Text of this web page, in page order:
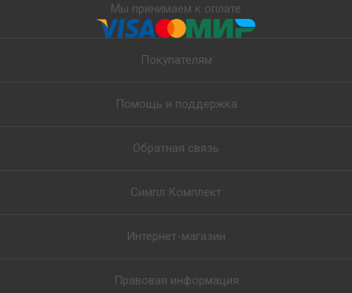
Мы принимаем к оплате
Покупателям
Помощь и поддержка
Обратная связь
Симпл Комплект
Интернет-магазин
Правовая информация